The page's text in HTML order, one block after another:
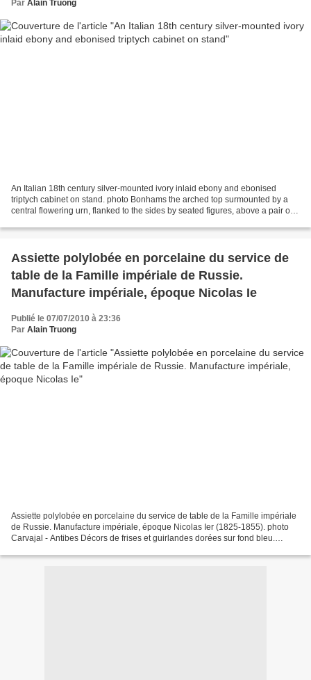
Par Alain Truong
An Italian 18th century silver-mounted ivory inlaid ebony and ebonised
triptych cabinet on stand. photo Bonhams the arched top surmounted by a
central flowering urn, flanked to the sides by seated figures, above a pair of
Assiette polylobée en porcelaine du service de
table de la Famille impériale de Russie.
Manufacture impériale, époque Nicolas Ie
Publié le 07/07/2010 à 23:36
Par Alain Truong
Assiette polylobée en porcelaine du service de table de la Famille impériale
de Russie. Manufacture impériale, époque Nicolas Ier (1825-1855). photo
Carvajal - Antibes Décors de frises et guirlandes dorées sur fond bleu.